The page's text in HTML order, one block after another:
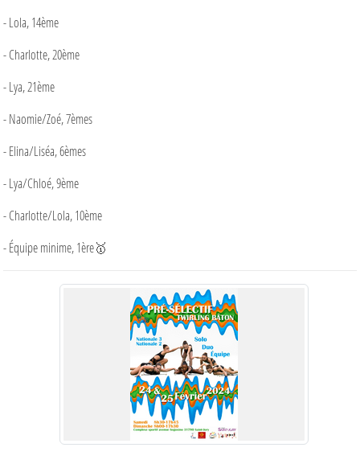
- Lola, 14ème
- Charlotte, 20ème
- Lya, 21ème
- Naomie/Zoé, 7èmes
- Elina/Liséa, 6èmes
- Lya/Chloé, 9ème
- Charlotte/Lola, 10ème
- Équipe minime, 1ère🥇